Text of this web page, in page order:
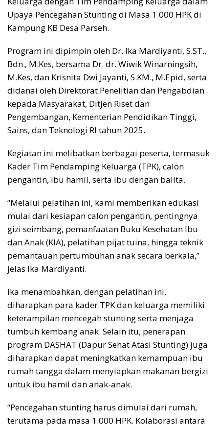
Upaya Pencegahan Stunting di Masa 1.000 HPK di
Kampung KB Desa Parseh.
Program ini dipimpin oleh Dr. Ika Mardiyanti, S.ST.,
Bdn., M.Kes, bersama Dr. dr. Wiwik Winarningsih,
M.Kes, dan Krisnita Dwi Jayanti, S.KM., M.Epid, serta
didanai oleh Direktorat Penelitian dan Pengabdian
kepada Masyarakat, Ditjen Riset dan
Pengembangan, Kementerian Pendidikan Tinggi,
Sains, dan Teknologi RI tahun 2025.
Kegiatan ini melibatkan berbagai peserta, termasuk
Kader Tim Pendamping Keluarga (TPK), calon
pengantin, ibu hamil, serta ibu dengan balita.
“Melalui pelatihan ini, kami memberikan edukasi
mulai dari kesiapan calon pengantin, pentingnya
gizi seimbang, pemanfaatan Buku Kesehatan Ibu
dan Anak (KIA), pelatihan pijat tuina, hingga teknik
pemantauan pertumbuhan anak secara berkala,”
jelas Ika Mardiyanti.
Ika menambahkan, dengan pelatihan ini,
diharapkan para kader TPK dan keluarga memiliki
keterampilan mencegah stunting serta menjaga
tumbuh kembang anak. Selain itu, penerapan
program DASHAT (Dapur Sehat Atasi Stunting) juga
diharapkan dapat meningkatkan kemampuan ibu
rumah tangga dalam menyiapkan makanan bergizi
untuk ibu hamil dan anak-anak.
“Pencegahan stunting harus dimulai dari rumah,
terutama pada masa 1.000 HPK. Kolaborasi antara